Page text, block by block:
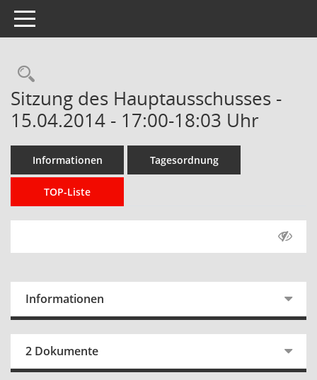
Toggle navigation
Rechercheauswahl
Sitzung des Hauptausschusses -
15.04.2014 - 17:00-18:03 Uhr
Informationen Tagesordnung
TOP-Liste
Informationen
2 Dokumente